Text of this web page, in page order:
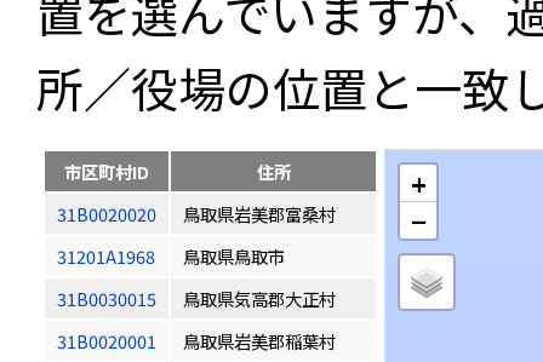
所／役場の位置と一致
市区町村ID
住所
31B0020020
鳥取県岩美郡富桑村
31201A1968
鳥取県鳥取市
31B0030015
鳥取県気高郡大正村
31B0020001
鳥取県岩美郡稲葉村
+
−